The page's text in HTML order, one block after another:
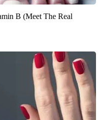
B (Meet The Real